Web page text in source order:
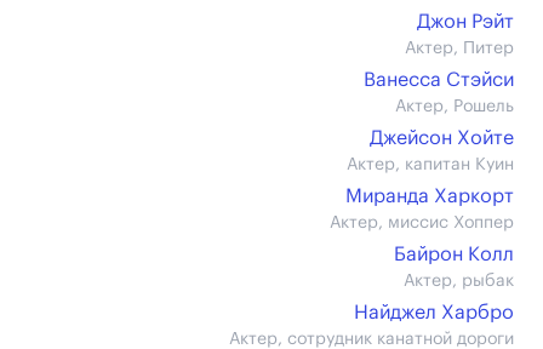
Джон Рэйт
Актер, Питер
Ванесса Стэйси
Актер, Рошель
Джейсон Хойте
Актер, капитан Куин
Миранда Харкорт
Актер, миссис Хоппер
Байрон Колл
Актер, рыбак
Найджел Харбро
Актер, сотрудник канатной дороги